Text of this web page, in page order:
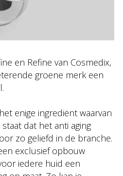
en Refine van Cosmedix,
groene merk een
enige ingrediënt waarvan
dat het anti aging
zo geliefd in de branche.
exclusief opbouw
iedere huid een